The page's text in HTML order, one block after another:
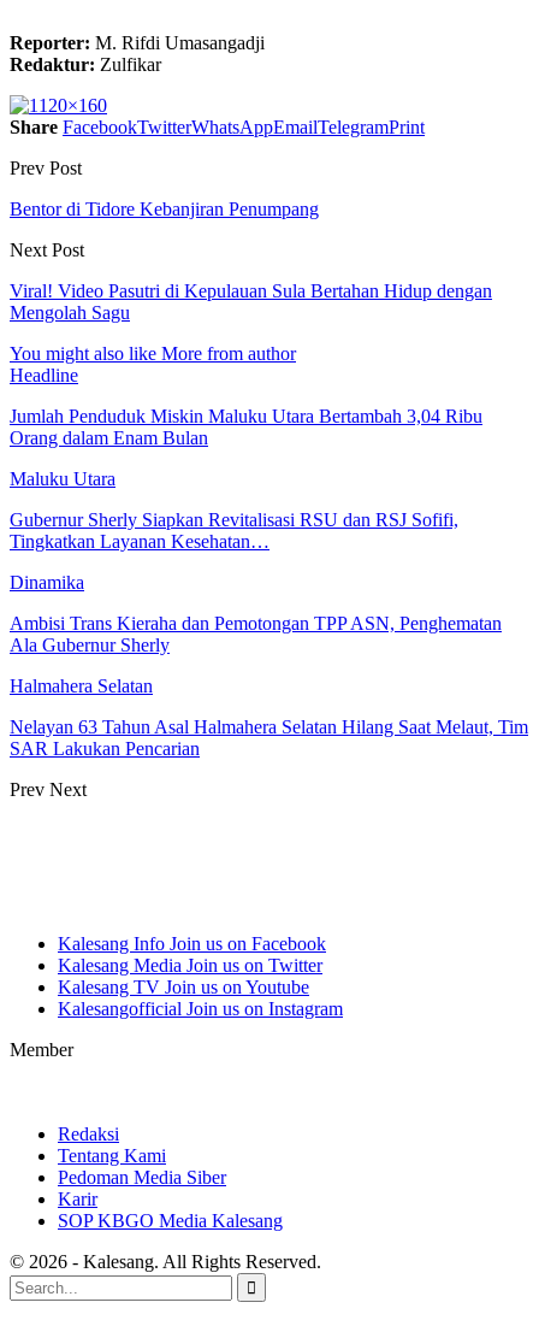
Reporter: M. Rifdi Umasangadji
Redaktur: Zulfikar
Share FacebookTwitterWhatsAppEmailTelegramPrint
Prev Post
Bentor di Tidore Kebanjiran Penumpang
Next Post
Viral! Video Pasutri di Kepulauan Sula Bertahan Hidup dengan
Mengolah Sagu
You might also like More from author
Headline
Jumlah Penduduk Miskin Maluku Utara Bertambah 3,04 Ribu
Orang dalam Enam Bulan
Maluku Utara
Gubernur Sherly Siapkan Revitalisasi RSU dan RSJ Sofifi,
Tingkatkan Layanan Kesehatan…
Dinamika
Ambisi Trans Kieraha dan Pemotongan TPP ASN, Penghematan
Ala Gubernur Sherly
Halmahera Selatan
Nelayan 63 Tahun Asal Halmahera Selatan Hilang Saat Melaut, Tim
SAR Lakukan Pencarian
Prev Next
Kalesang Info Join us on Facebook
Kalesang Media Join us on Twitter
Kalesang TV Join us on Youtube
Kalesangofficial Join us on Instagram
Member
Redaksi
Tentang Kami
Pedoman Media Siber
Karir
SOP KBGO Media Kalesang
© 2026 - Kalesang. All Rights Reserved.